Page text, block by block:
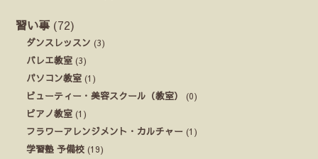
習い事 (72)
ダンスレッスン (3)
バレエ教室 (3)
パソコン教室 (1)
ビューティー・美容スクール（教室）
(0)
ピアノ教室 (1)
フラワーアレンジメント・カルチャー (1)
学習塾 予備校 (19)